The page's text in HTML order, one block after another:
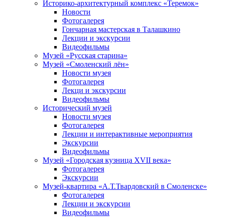
Историко-архитектурный комплекс «Теремок»
Новости
Фотогалерея
Гончарная мастерская в Талашкино
Лекции и экскурсии
Видеофильмы
Музей «Русская старина»
Музей «Смоленский лён»
Новости музея
Фотогалерея
Лекци и экскурсии
Видеофильмы
Исторический музей
Новости музея
Фотогалерея
Лекции и интерактивные мероприятия
Экскурсии
Видеофильмы
Музей «Городская кузница XVII века»
Фотогалерея
Экскурсии
Музей-квартира «А.Т.Твардовский в Смоленске»
Фотогалерея
Лекции и экскурсии
Видеофильмы